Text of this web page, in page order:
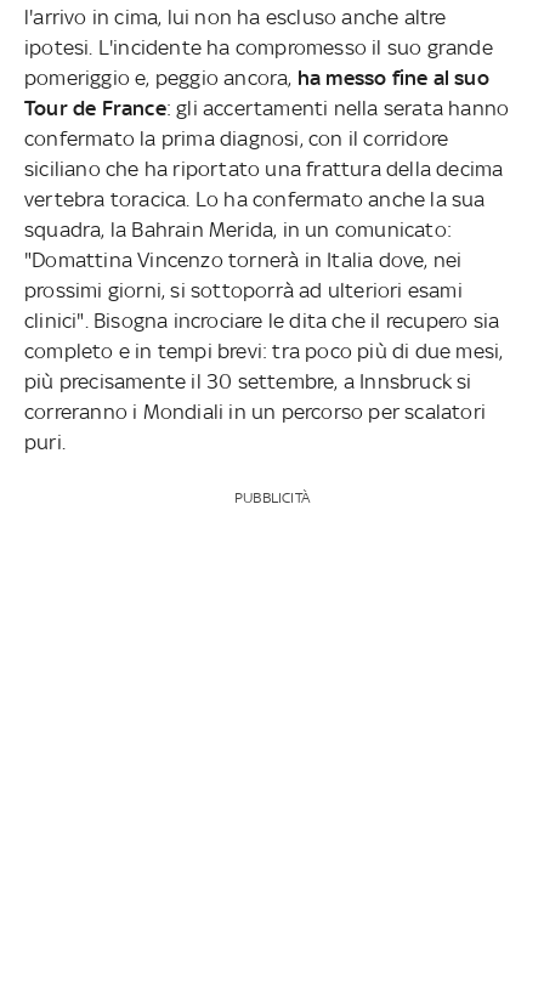
l'arrivo in cima, lui non ha escluso anche altre
ipotesi. L'incidente ha compromesso il suo grande
pomeriggio e, peggio ancora, ha messo fine al suo
Tour de France: gli accertamenti nella serata hanno
confermato la prima diagnosi, con il corridore
siciliano che ha riportato una frattura della decima
vertebra toracica. Lo ha confermato anche la sua
squadra, la Bahrain Merida, in un comunicato:
"Domattina Vincenzo tornerà in Italia dove, nei
prossimi giorni, si sottoporrà ad ulteriori esami
clinici". Bisogna incrociare le dita che il recupero sia
completo e in tempi brevi: tra poco più di due mesi,
più precisamente il 30 settembre, a Innsbruck si
correranno i Mondiali in un percorso per scalatori
puri.
PUBBLICITÀ